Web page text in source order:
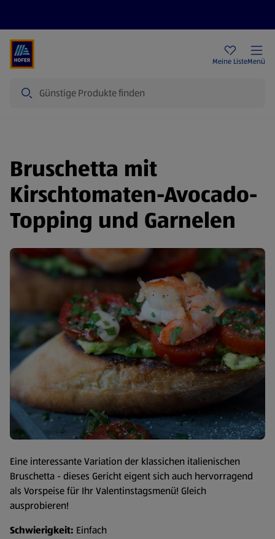
Meine ListeMenü
Bruschetta mit
Kirschtomaten-Avocado-
Topping und Garnelen
Eine interessante Variation der klassichen italienischen
Bruschetta - dieses Gericht eigent sich auch hervorragend
als Vorspeise für Ihr Valentinstagsmenü! Gleich
ausprobieren!
Schwierigkeit: Einfach